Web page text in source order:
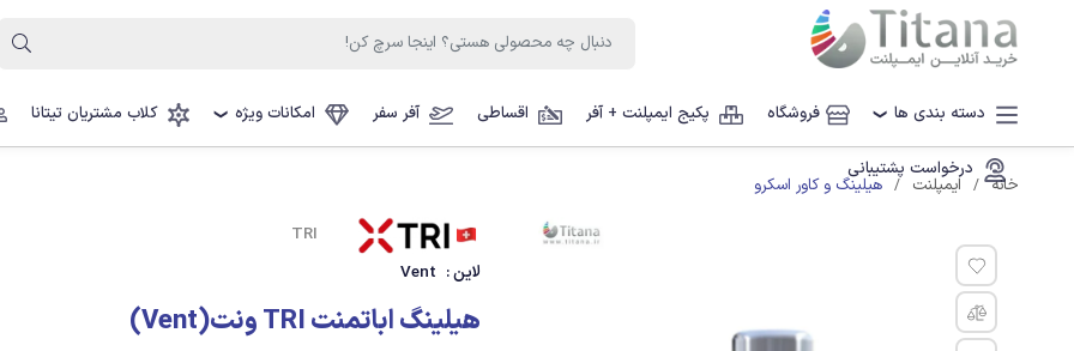
دسته بندی ها ❯ فروشگاه پکیج ایمپلنت + آفر اقساطی آفر سفر امکانات ویژه ❯ کلاب مشتریان تیتانا
درخواست پشتیبانی
خانه ایمپلنت هیلینگ و کاور اسکرو
TRI
لاین : Vent
هیلینگ اباتمنت TRI ونت(Vent)